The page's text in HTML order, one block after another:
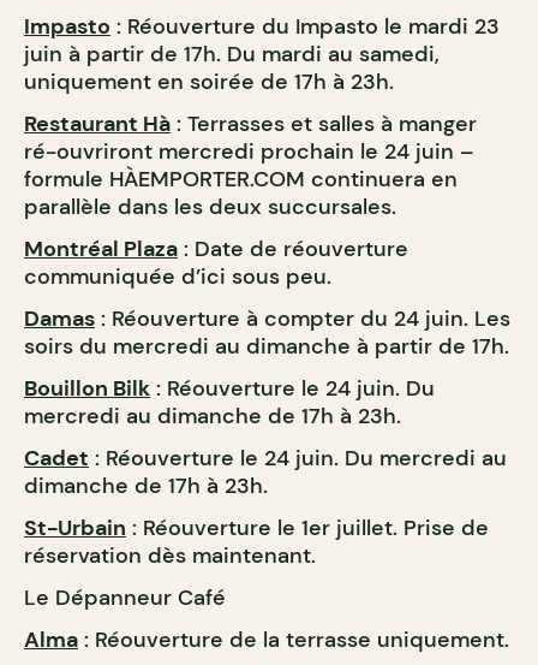
Impasto : Réouverture du Impasto le mardi 23
juin à partir de 17h. Du mardi au samedi,
uniquement en soirée de 17h à 23h.
Restaurant Hà : Terrasses et salles à manger
ré-ouvriront mercredi prochain le 24 juin –
formule HÀEMPORTER.COM continuera en
parallèle dans les deux succursales.
Montréal Plaza : Date de réouverture
communiquée d’ici sous peu.
Damas : Réouverture à compter du 24 juin. Les
soirs du mercredi au dimanche à partir de 17h.
Bouillon Bilk : Réouverture le 24 juin. Du
mercredi au dimanche de 17h à 23h.
Cadet : Réouverture le 24 juin. Du mercredi au
dimanche de 17h à 23h.
St-Urbain : Réouverture le 1er juillet. Prise de
réservation dès maintenant.
Le Dépanneur Café
Alma : Réouverture de la terrasse uniquement.